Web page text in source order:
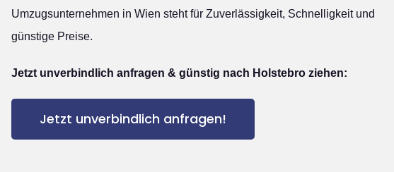
Umzugsunternehmen in Wien steht für Zuverlässigkeit, Schnelligkeit und
günstige Preise.
Jetzt unverbindlich anfragen & günstig nach Holstebro ziehen:
Jetzt unverbindlich anfragen!